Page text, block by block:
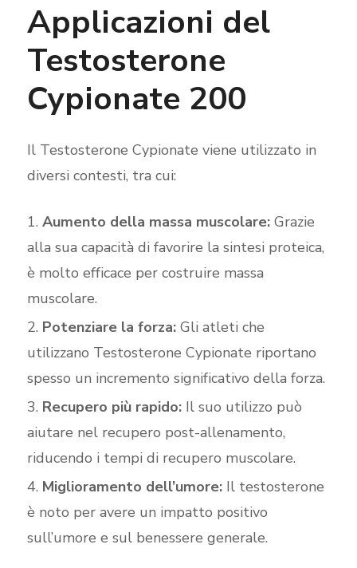
Applicazioni del
Testosterone
Cypionate 200
Il Testosterone Cypionate viene utilizzato in
diversi contesti, tra cui:
Aumento della massa muscolare:Grazie
alla sua capacità di favorire la sintesi proteica,
è molto efficace per costruire massa
muscolare.
Potenziare la forza:Gli atleti che
utilizzano Testosterone Cypionate riportano
spesso un incremento significativo della forza.
Recupero più rapido:Il suo utilizzo può
aiutare nel recupero post-allenamento,
riducendo i tempi di recupero muscolare.
Miglioramento dell’umore:Il testosterone
è noto per avere un impatto positivo
sull’umore e sul benessere generale.